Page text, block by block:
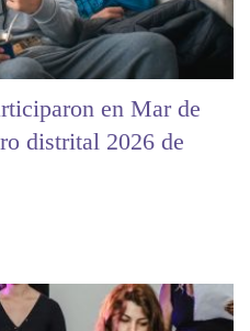
en Mar de
distrital 2026 de